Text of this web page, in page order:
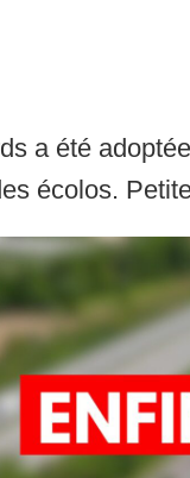
a été
écolos.